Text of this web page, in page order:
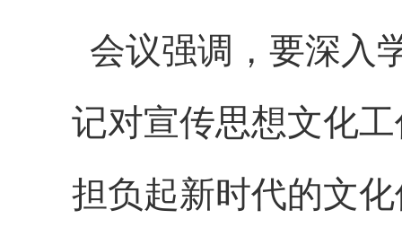
会议强调，要深入
记对宣传思想文化
担负起新时代的文